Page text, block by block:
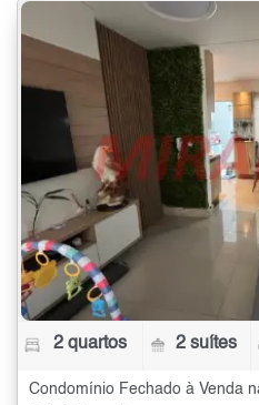
2 quartos 2 suítes